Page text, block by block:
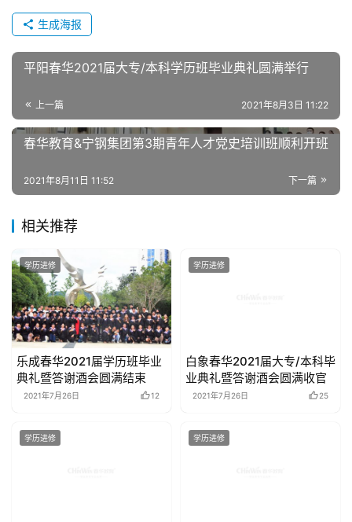
生成海报
平阳春华2021届大专/本科学历班毕业典礼圆满举行
上一篇 2021年8月3日 11:22
春华教育&宁钢集团第3期青年人才党史培训班顺利开班
下一篇
2021年8月11日 11:52
相关推荐
学历进修
乐成春华2021届学历班毕业
典礼暨答谢酒会圆满结束
2021年7月26日 12
学历进修
白象春华2021届大专/本科毕
业典礼暨答谢酒会圆满收官
2021年7月26日 25
学历进修 学历进修